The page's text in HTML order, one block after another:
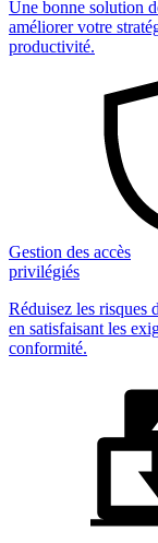
Une bonne solution
améliorer votre
productivité.
Gestion des accès
privilégiés
Réduisez les risques
en satisfaisant les
conformité.